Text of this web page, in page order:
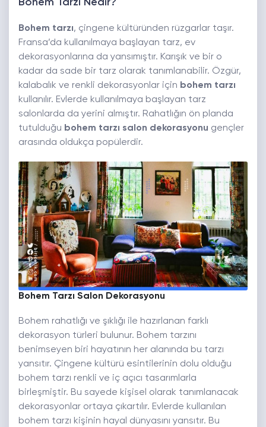
Bohem Tarzı Nedir?
Bohem tarzı, çingene kültüründen rüzgarlar taşır.
Fransa’da kullanılmaya başlayan tarz, ev
dekorasyonlarına da yansımıştır. Karışık ve bir o
kadar da sade bir tarz olarak tanımlanabilir. Özgür,
kalabalık ve renkli dekorasyonlar için bohem tarzı
kullanılır. Evlerde kullanılmaya başlayan tarz
salonlarda da yerini almıştır. Rahatlığın ön planda
tutulduğu bohem tarzı salon dekorasyonu gençler
arasında oldukça popülerdir.
Bohem Tarzı Salon Dekorasyonu
Bohem rahatlığı ve şıklığı ile hazırlanan farklı
dekorasyon türleri bulunur. Bohem tarzını
benimseyen biri hayatının her alanında bu tarzı
yansıtır. Çingene kültürü esintilerinin dolu olduğu
bohem tarzı renkli ve iç açıcı tasarımlarla
birleşmiştir. Bu sayede kişisel olarak tanımlanacak
dekorasyonlar ortaya çıkartılır. Evlerde kullanılan
bohem tarzı kişinin hayal dünyasını yansıtır. Bu